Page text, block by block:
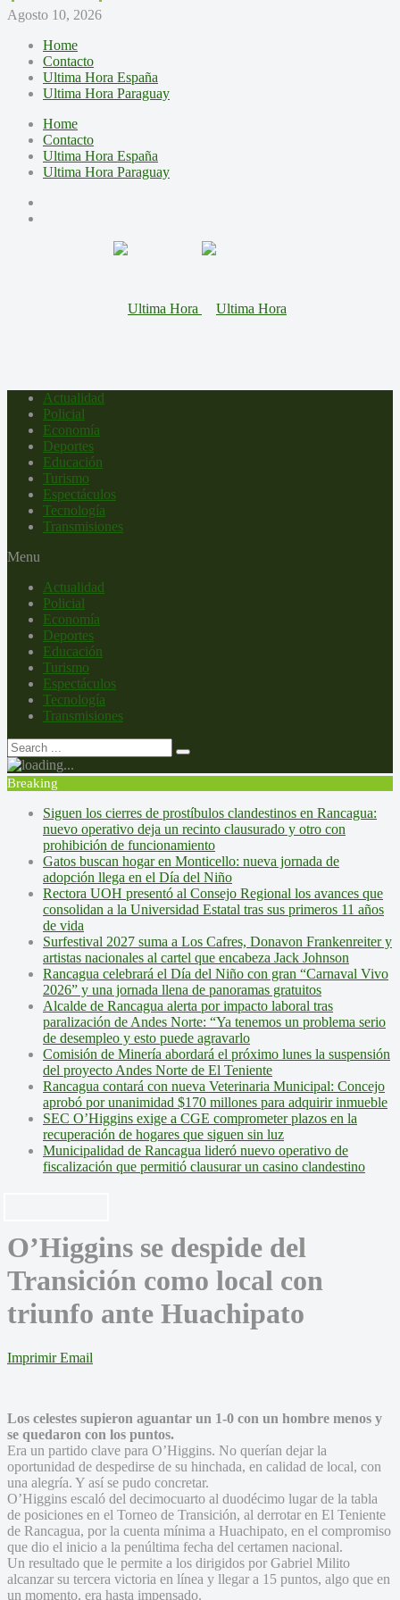
Agosto 10, 2026
Home
Contacto
Ultima Hora España
Ultima Hora Paraguay
Home
Contacto
Ultima Hora España
Ultima Hora Paraguay
Actualidad
Policial
Economía
Deportes
Educación
Turismo
Espectáculos
Tecnología
Transmisiones
Menu
Actualidad
Policial
Economía
Deportes
Educación
Turismo
Espectáculos
Tecnología
Transmisiones
Breaking
Siguen los cierres de prostíbulos clandestinos en Rancagua:
nuevo operativo deja un recinto clausurado y otro con
prohibición de funcionamiento
Gatos buscan hogar en Monticello: nueva jornada de
adopción llega en el Día del Niño
Rectora UOH presentó al Consejo Regional los avances que
consolidan a la Universidad Estatal tras sus primeros 11 años
de vida
Surfestival 2027 suma a Los Cafres, Donavon Frankenreiter y
artistas nacionales al cartel que encabeza Jack Johnson
Rancagua celebrará el Día del Niño con gran “Carnaval Vivo
2026” y una jornada llena de panoramas gratuitos
Alcalde de Rancagua alerta por impacto laboral tras
paralización de Andes Norte: “Ya tenemos un problema serio
de desempleo y esto puede agravarlo
Comisión de Minería abordará el próximo lunes la suspensión
del proyecto Andes Norte de El Teniente
Rancagua contará con nueva Veterinaria Municipal: Concejo
aprobó por unanimidad $170 millones para adquirir inmueble
SEC O’Higgins exige a CGE comprometer plazos en la
recuperación de hogares que siguen sin luz
Municipalidad de Rancagua lideró nuevo operativo de
fiscalización que permitió clausurar un casino clandestino
O’Higgins se despide del
Transición como local con
triunfo ante Huachipato
Imprimir Email
Los celestes supieron aguantar un 1-0 con un hombre menos y
se quedaron con los puntos.
Era un partido clave para O’Higgins. No querían dejar la
oportunidad de despedirse de su hinchada, en calidad de local, con
una alegría. Y así se pudo concretar.
O’Higgins escaló del decimocuarto al duodécimo lugar de la tabla
de posiciones en el Torneo de Transición, al derrotar en El Teniente
de Rancagua, por la cuenta mínima a Huachipato, en el compromiso
que dio el inicio a la penúltima fecha del certamen nacional.
Un resultado que le permite a los dirigidos por Gabriel Milito
alcanzar su tercera victoria en línea y llegar a 15 puntos, algo que en
un momento, era hasta impensado.